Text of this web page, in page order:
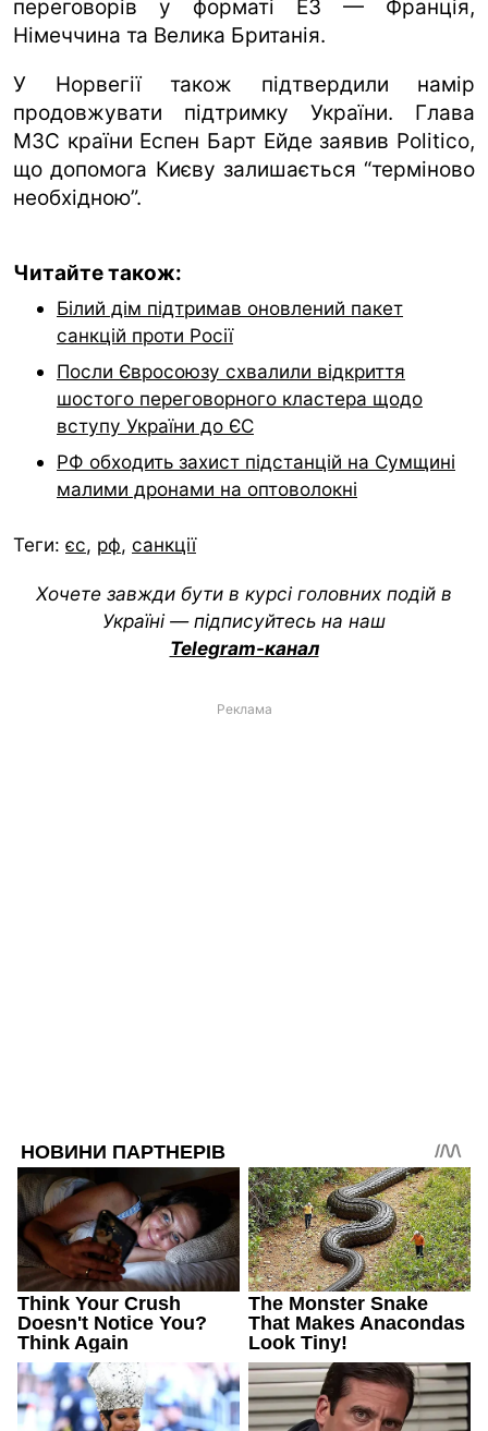
переговорів у форматі E3 — Франція,
Німеччина та Велика Британія.
У Норвегії також підтвердили намір
продовжувати підтримку України. Глава
МЗС країни Еспен Барт Ейде заявив Politico,
що допомога Києву залишається “терміново
необхідною”.
Читайте також:
Білий дім підтримав оновлений пакет
санкцій проти Росії
Посли Євросоюзу схвалили відкриття
шостого переговорного кластера щодо
вступу України до ЄС
РФ обходить захист підстанцій на Сумщині
малими дронами на оптоволокні
Теги: єс, рф, санкції
Хочете завжди бути в курсі головних подій в
Україні — підписуйтесь на наш
Telegram-канал
Реклама